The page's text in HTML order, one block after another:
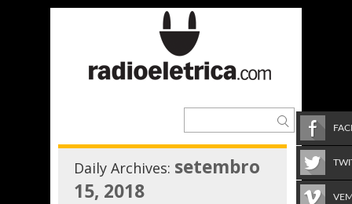
Daily Archives: setembro
15, 2018